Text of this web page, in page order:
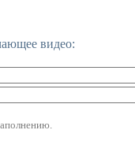
видео: